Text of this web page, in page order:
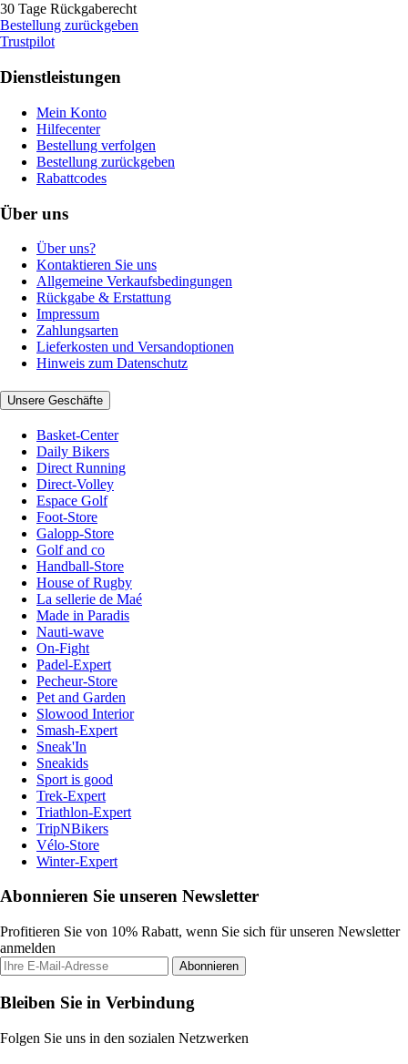
30 Tage Rückgaberecht
Bestellung zurückgeben
Trustpilot
Dienstleistungen
Mein Konto
Hilfecenter
Bestellung verfolgen
Bestellung zurückgeben
Rabattcodes
Über uns
Über uns?
Kontaktieren Sie uns
Allgemeine Verkaufsbedingungen
Rückgabe & Erstattung
Impressum
Zahlungsarten
Lieferkosten und Versandoptionen
Hinweis zum Datenschutz
Unsere Geschäfte
Basket-Center
Daily Bikers
Direct Running
Direct-Volley
Espace Golf
Foot-Store
Galopp-Store
Golf and co
Handball-Store
House of Rugby
La sellerie de Maé
Made in Paradis
Nauti-wave
On-Fight
Padel-Expert
Pecheur-Store
Pet and Garden
Slowood Interior
Smash-Expert
Sneak'In
Sneakids
Sport is good
Trek-Expert
Triathlon-Expert
TripNBikers
Vélo-Store
Winter-Expert
Abonnieren Sie unseren Newsletter
Profitieren Sie von 10% Rabatt, wenn Sie sich für unseren Newsletter
anmelden
Abonnieren
Bleiben Sie in Verbindung
Folgen Sie uns in den sozialen Netzwerken